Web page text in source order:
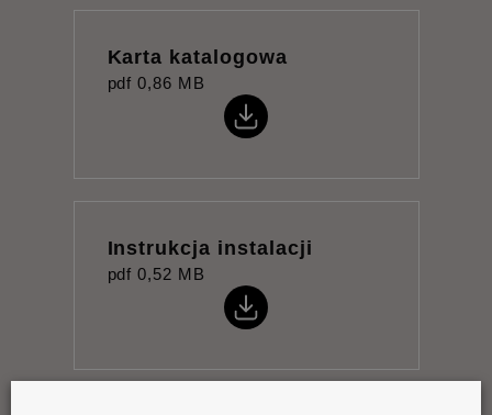
Karta katalogowa
pdf 0,86 MB
Instrukcja instalacji
pdf 0,52 MB